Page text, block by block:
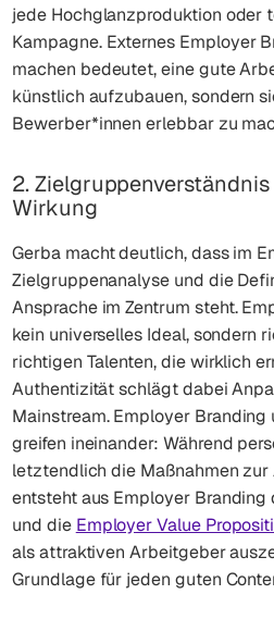
jede Hochglanzproduktion oder
Kampagne. Externes Employer
machen bedeutet, eine gute
künstlich aufzubauen, sondern
Bewerber*innen erlebbar zu
2.
Wirkung
Gerba macht deutlich, dass im
Zielgruppenanalyse und die
Ansprache im Zentrum steht.
kein universelles Ideal, sondern
richtigen Talenten, die wirklich
Authentizität schlägt dabei
Mainstream. Employer Branding
greifen ineinander: Während
letztendlich die Maßnahmen
entsteht aus Employer Branding
und die Employer Value
als attraktiven Arbeitgeber
Grundlage für jeden guten